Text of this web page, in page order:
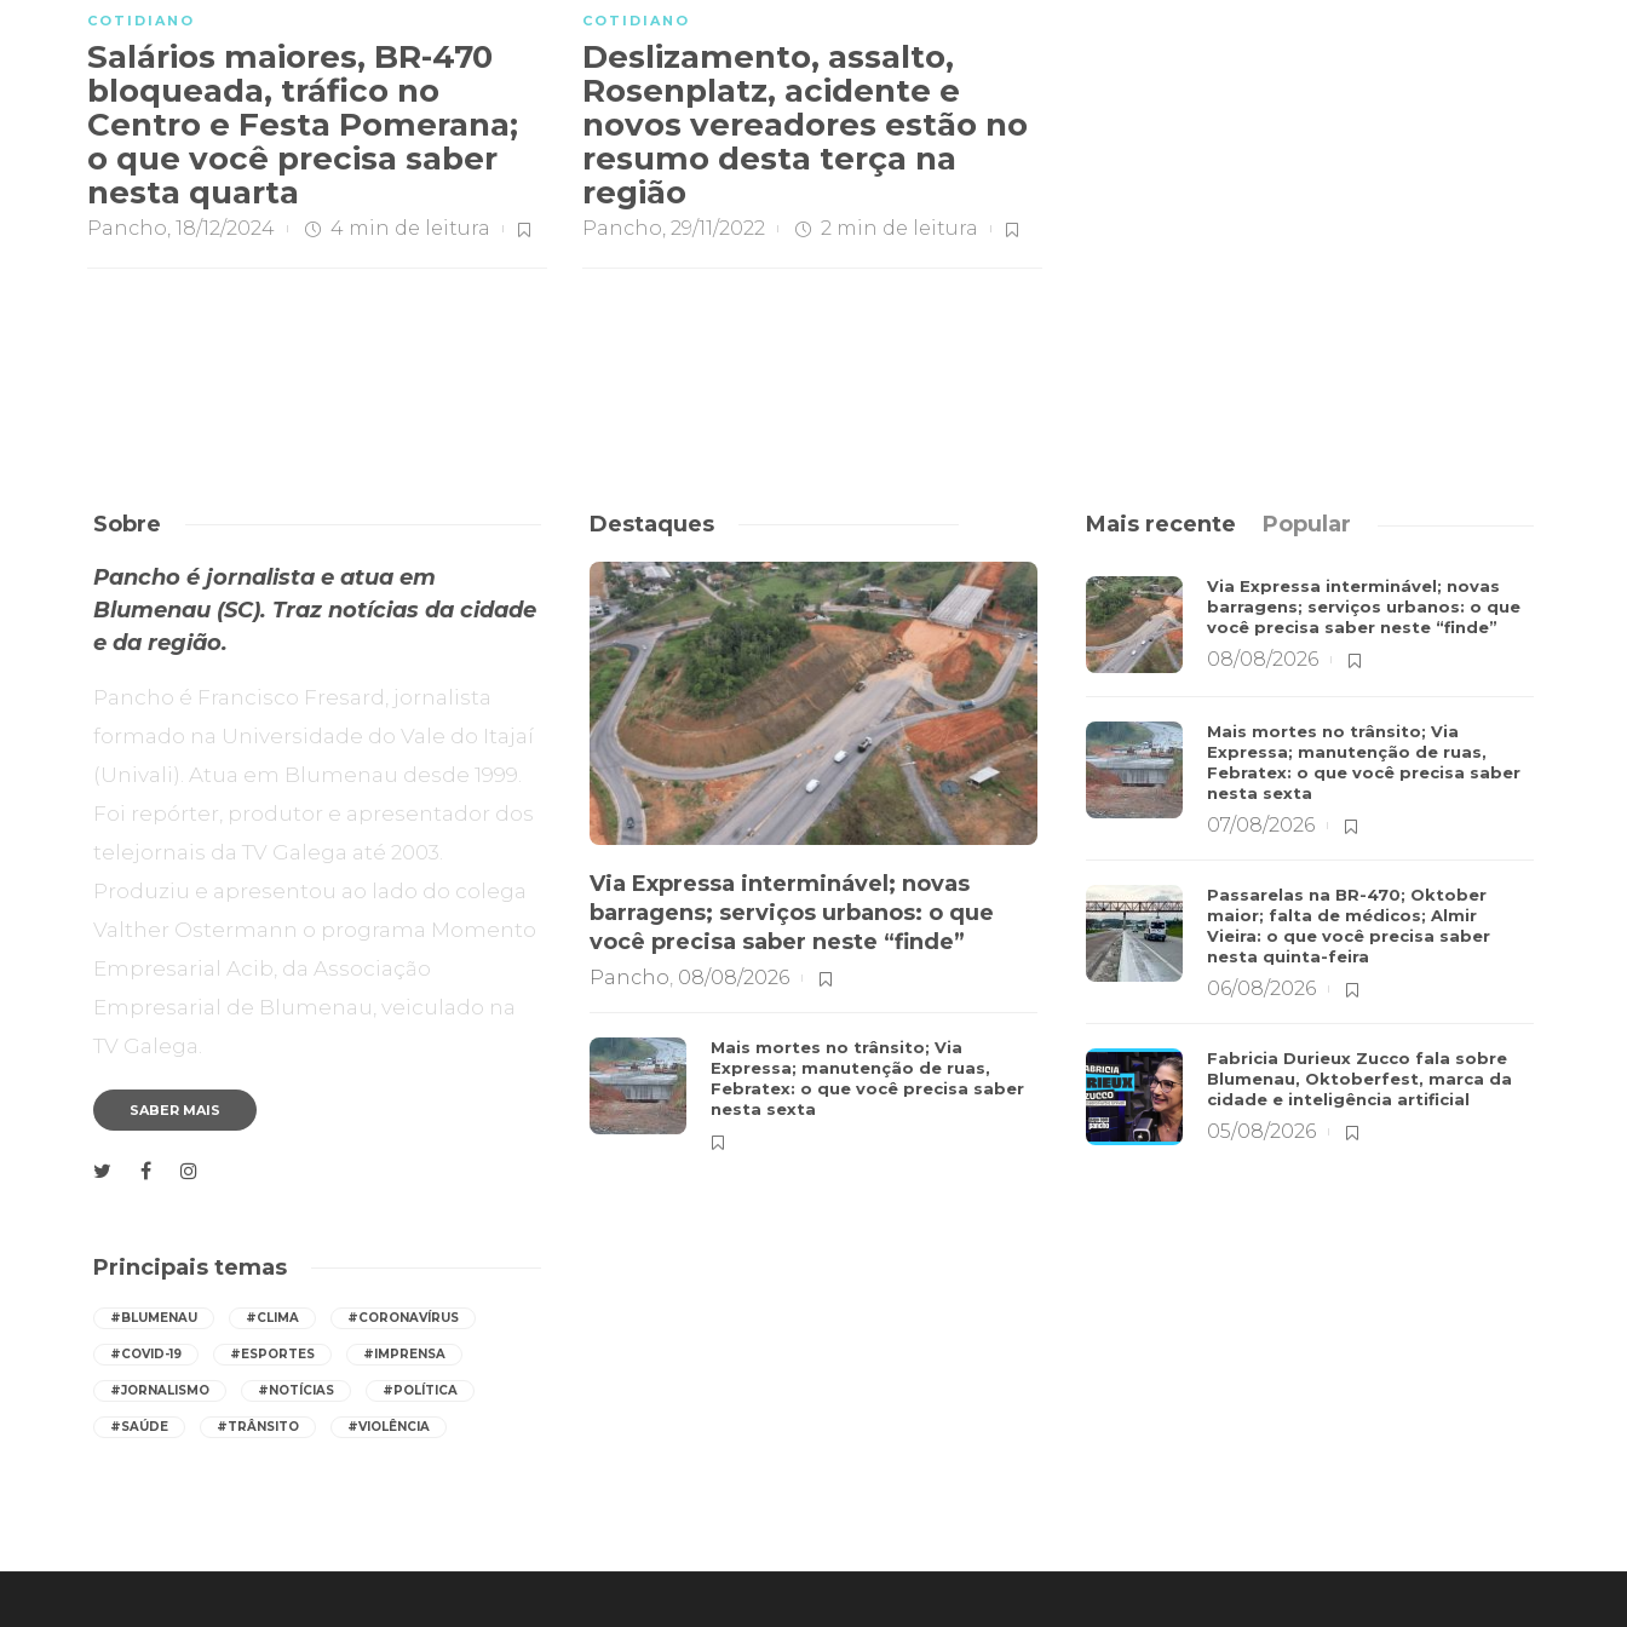
COTIDIANO
Salários maiores, BR-470
bloqueada, tráfico no
Centro e Festa Pomerana;
o que você precisa saber
nesta quarta
Pancho, 18/12/2024 4 min de leitura
COTIDIANO
Deslizamento, assalto,
Rosenplatz, acidente e
novos vereadores estão no
resumo desta terça na
região
Pancho, 29/11/2022 2 min de leitura
Sobre
Pancho é jornalista e atua em
Blumenau (SC). Traz notícias da cidade
e da região.
Pancho é Francisco Fresard, jornalista
formado na Universidade do Vale do Itajaí
(Univali). Atua em Blumenau desde 1999.
Foi repórter, produtor e apresentador dos
telejornais da TV Galega até 2003.
Produziu e apresentou ao lado do colega
Valther Ostermann o programa Momento
Empresarial Acib, da Associação
Empresarial de Blumenau, veiculado na
TV Galega.
SABER MAIS
Principais temas
#BLUMENAU #CLIMA #CORONAVÍRUS
#COVID-19 #ESPORTES #IMPRENSA
#JORNALISMO #NOTÍCIAS #POLÍTICA
#SAÚDE #TRÂNSITO #VIOLÊNCIA
Destaques
Via Expressa interminável; novas
barragens; serviços urbanos: o que
você precisa saber neste “finde”
Pancho, 08/08/2026
Mais mortes no trânsito; Via
Expressa; manutenção de ruas,
Febratex: o que você precisa saber
nesta sexta
Mais recente Popular
Via Expressa interminável; novas
barragens; serviços urbanos: o que
você precisa saber neste “finde”
08/08/2026
Mais mortes no trânsito; Via
Expressa; manutenção de ruas,
Febratex: o que você precisa saber
nesta sexta
07/08/2026
Passarelas na BR-470; Oktober
maior; falta de médicos; Almir
Vieira: o que você precisa saber
nesta quinta-feira
06/08/2026
Fabricia Durieux Zucco fala sobre
Blumenau, Oktoberfest, marca da
cidade e inteligência artificial
05/08/2026